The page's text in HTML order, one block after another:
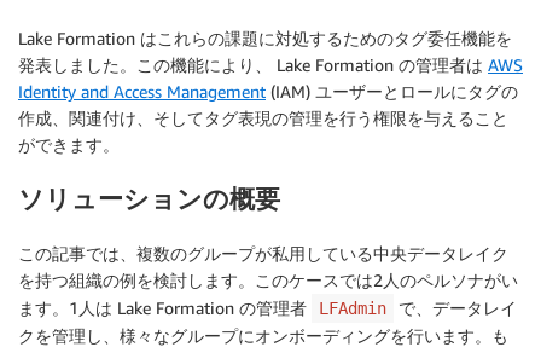
Lake Formation はこれらの課題に対処するためのタグ委任機能を
発表しました。この機能により、 Lake Formation の管理者は AWS
Identity and Access Management (IAM) ユーザーとロールにタグの
作成、関連付け、そしてタグ表現の管理を行う権限を与えること
ができます。
ソリューションの概要
この記事では、複数のグループが私用している中央データレイク
を持つ組織の例を検討します。このケースでは2人のペルソナがい
ます。1人は Lake Formation の管理者
LFAdmin
で、データレイ
クを管理し、様々なグループにオンボーディングを行います。も